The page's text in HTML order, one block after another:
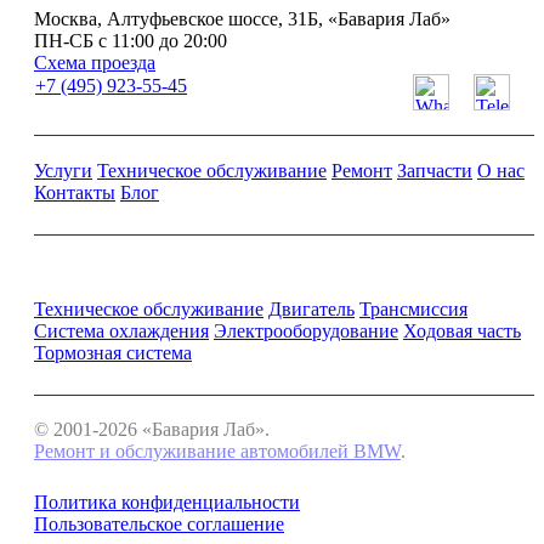
Москва, Алтуфьевское шоссе, 31Б, «Бавария Лаб»
ПН-СБ с 11:00 до 20:00
Схема проезда
+7 (495) 923-55-45
Услуги Техническое обслуживание Ремонт Запчасти О нас
Контакты Блог
Техническое обслуживание Двигатель Трансмиссия
Система охлаждения Электрооборудование Ходовая часть
Тормозная система
© 2001-2026 «Бавария Лаб».
Ремонт и обслуживание автомобилей BMW.
Политика конфиденциальности
Пользовательское соглашение